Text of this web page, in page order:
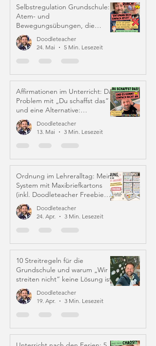
Selbstregulation Grundschule:
Atem- und
Bewegungsübungen, die
wirklich helfenDoodleteacher
24. Mai
5 Min. Lesezeit
Affirmationen im Unterricht: Das
Problem mit „Du schaffst das“
und eine Alternative:
Iffirmationen (!)
Doodleteacher
13. Mai
3 Min. Lesezeit
Ordnung im Lehreralltag: Mein
System mit Maxibriefkartons
(inkl. Doodleteacher Freebie
Labels) Doodleteacher
24. Apr.
3 Min. Lesezeit
10 Streitregeln für die
Grundschule und warum „Wir
streiten nicht“ keine Lösung ist
Doodleteacher
19. Apr.
3 Min. Lesezeit